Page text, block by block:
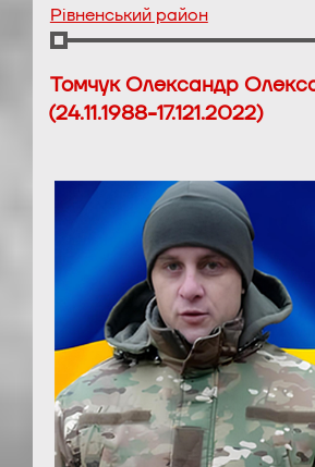
Рівненський район
Томчук Олександр
(24.11.1988-17.121.2022)